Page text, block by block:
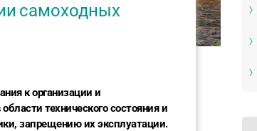
самоходных
к организации и
технического состояния и
запрещению их эксплуатации.